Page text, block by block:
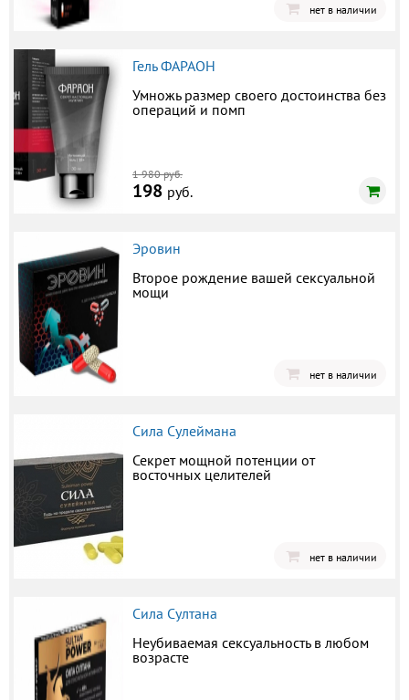
нет в наличии
Гель ФАРАОН
Умножь размер своего достоинства без
операций и помп
1 980 руб.
198 руб.
Эровин
Второе рождение вашей сексуальной
мощи
нет в наличии
Сила Сулеймана
Секрет мощной потенции от
восточных целителей
нет в наличии
Сила Султана
Неубиваемая сексуальность в любом
возрасте